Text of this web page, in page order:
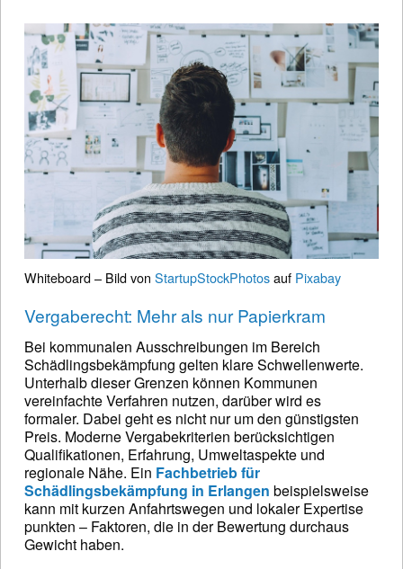
Whiteboard – Bild von StartupStockPhotosauf Pixabay
Vergaberecht: Mehr als nur Papierkram
Bei kommunalen Ausschreibungen im Bereich
Schädlingsbekämpfung gelten klare Schwellenwerte.
Unterhalb dieser Grenzen können Kommunen
vereinfachte Verfahren nutzen, darüber wird es
formaler. Dabei geht es nicht nur um den günstigsten
Preis. Moderne Vergabekriterien berücksichtigen
Qualifikationen, Erfahrung, Umweltaspekte und
regionale Nähe. Ein Fachbetrieb für
Schädlingsbekämpfung in Erlangen beispielsweise
kann mit kurzen Anfahrtswegen und lokaler Expertise
punkten – Faktoren, die in der Bewertung durchaus
Gewicht haben.